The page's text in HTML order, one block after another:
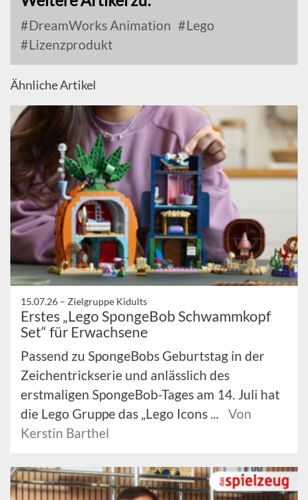
DreamWorks Animation
Lego
Lizenzprodukt
Ähnliche Artikel
15.07.26 – Zielgruppe Kidults
Erstes „Lego SpongeBob Schwammkopf
Set“ für Erwachsene
Passend zu SpongeBobs Geburtstag in der
Zeichentrickserie und anlässlich des
erstmaligen SpongeBob-Tages am 14. Juli hat
die Lego Gruppe das „Lego Icons ...
Von
Kerstin Barthel